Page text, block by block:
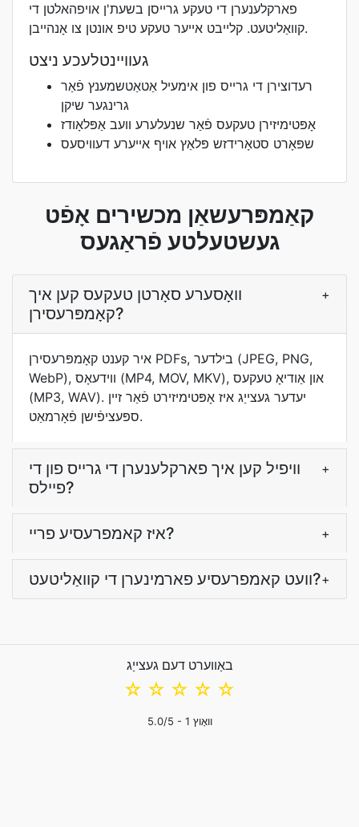
פארקלענערן די טעקע גרייסן בשעת'ן אויפהאלטן די
קוואַליטעט. קלייבט אייער טעקע טיפ אונטן צו אָנהייבן.
געוויינטלעכע ניצט
רעדוצירן די גרייס פון אימעיל אַטאַטשמענץ פֿאַר
גרינגער שיקן
אָפּטימיזירן טעקעס פֿאַר שנעלערע וועב אַפּלאָודז
שפּאָרט סטאָרידזש פּלאַץ אויף אייערע דעוויסעס
קאַמפּרעשאַן מכשירים אָפֿט
געשטעלטע פֿראַגעס
וואָסערע סאָרטן טעקעס קען איך
קאָמפּרעסירן?
+
איר קענט קאָמפּרעסירן PDFs, בילדער (JPEG, PNG,
WebP), ווידעאָס (MP4, MOV, MKV), און אַודיאָ טעקעס
(MP3, WAV). יעדער געצייַג איז אָפּטימיזירט פֿאַר זיין
ספּעציפֿישן פֿאָרמאַט.
וויפיל קען איך פארקלענערן די גרייס פון די
פיילס?
+
איז קאמפרעסיע פריי? +
וועט קאמפרעסיע פארמינערן די קוואַליטעט?+
באַווערט דעם געצייַג
☆
☆
☆
☆
☆
5.0/5 - 1 וואָוץ